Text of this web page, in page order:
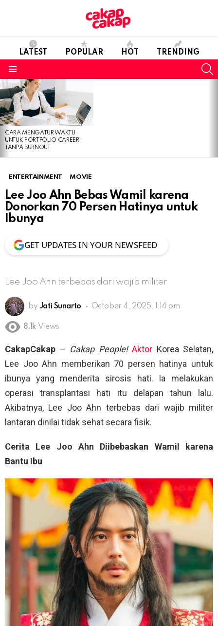
LATEST POPULAR HOT TRENDING
LATEST
STORIES
CARA MENGATUR WAKTU
UNTUK PORTFOLIO CAREER
TANPA BURNOUT
ENTERTAINMENT MOVIE
Lee Joo Ahn Bebas Wamil karena
Donorkan 70 Persen Hatinya untuk
Ibunya
GET UPDATES IN YOUR NEWSFEED
Lee Joo Ahn terbebas dari wajib militer
by Jati Sunarto October 4, 2025, 1:14 pm
8.1k Views
CakapCakap – Cakap People! Aktor Korea Selatan,
Lee Joo Ahn memberikan 70 persen hatinya untuk
ibunya yang menderita sirosis hati. Ia melakukan
operasi transplantasi hati itu delapan tahun lalu.
Akibatnya, Lee Joo Ahn terbebas dari wajib militer
lantaran dinilai tidak sehat secara fisik.
Cerita Lee Joo Ahn Diibebaskan Wamil karena
Bantu Ibu